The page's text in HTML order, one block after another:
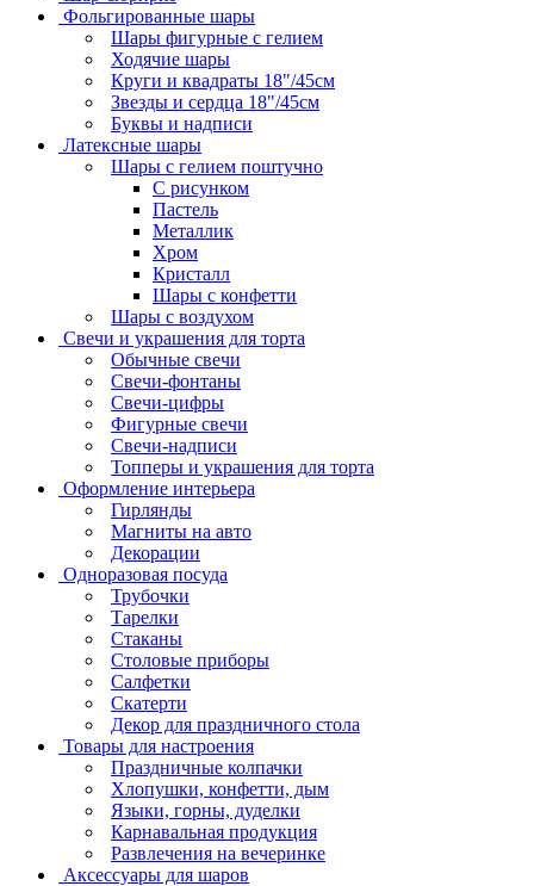
Фольгированные шары
Шары фигурные с гелием
Ходячие шары
Круги и квадраты 18"/45см
Звезды и сердца 18"/45см
Буквы и надписи
Латексные шары
Шары с гелием поштучно
С рисунком
Пастель
Металлик
Хром
Кристалл
Шары с конфетти
Шары с воздухом
Свечи и украшения для торта
Обычные свечи
Свечи-фонтаны
Свечи-цифры
Фигурные свечи
Свечи-надписи
Топперы и украшения для торта
Оформление интерьера
Гирлянды
Магниты на авто
Декорации
Одноразовая посуда
Трубочки
Тарелки
Стаканы
Столовые приборы
Салфетки
Скатерти
Декор для праздничного стола
Товары для настроения
Праздничные колпачки
Хлопушки, конфетти, дым
Языки, горны, дуделки
Карнавальная продукция
Развлечения на вечеринке
Аксессуары для шаров